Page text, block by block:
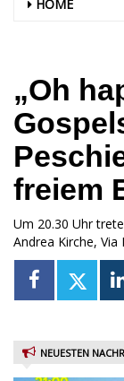
HOME
„Oh
freiem
Um 20.30 Uhr
Andrea Kirche,
NEUESTEN